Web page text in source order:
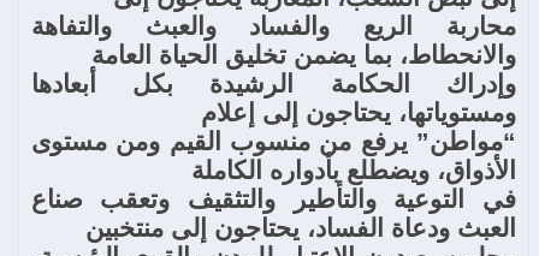
محاربة الريع والفساد والعبث والتفاهة
والانحطاط، بما يضمن تخليق الحياة العامة
وإدراك الحكامة الرشيدة بكل أبعادها
ومستوياتها، يحتاجون إلى إعلام
“مواطن” يرفع من منسوب القيم ومن مستوى
الأذواق، ويضطلع بأدواره الكاملة
في التوعية والتأطير والتثقيف وتعقب صناع
العبث ودعاة الفساد، يحتاجون إلى منتخبين